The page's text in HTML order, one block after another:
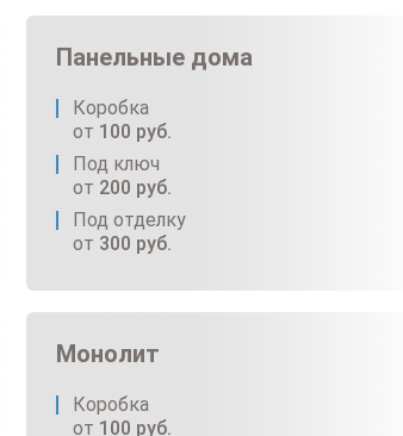
Панельные дома
Коробка
от 100 руб.
Под ключ
от 200 руб.
Под отделку
от 300 руб.
Монолит
Коробка
от 100 руб.